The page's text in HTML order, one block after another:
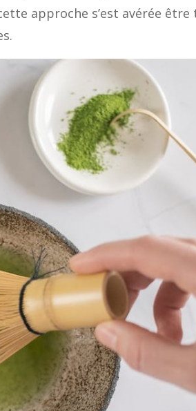
approche s’est avérée